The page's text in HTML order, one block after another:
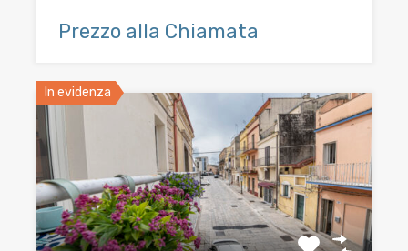
Prezzo alla Chiamata
In evidenza